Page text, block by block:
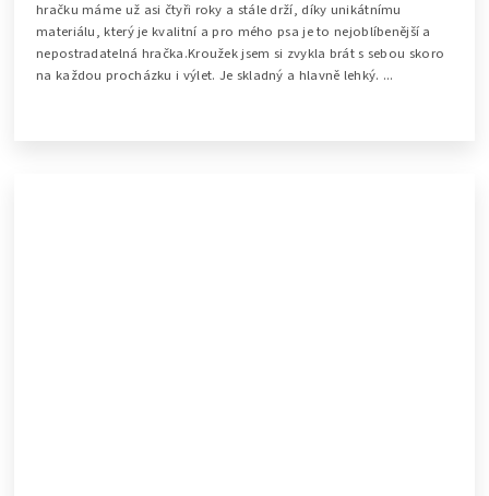
hračku máme už asi čtyři roky a stále drží, díky unikátnímu
materiálu, který je kvalitní a pro mého psa je to nejoblíbenější a
nepostradatelná hračka.Kroužek jsem si zvykla brát s sebou skoro
na každou procházku i výlet. Je skladný a hlavně lehký. ...